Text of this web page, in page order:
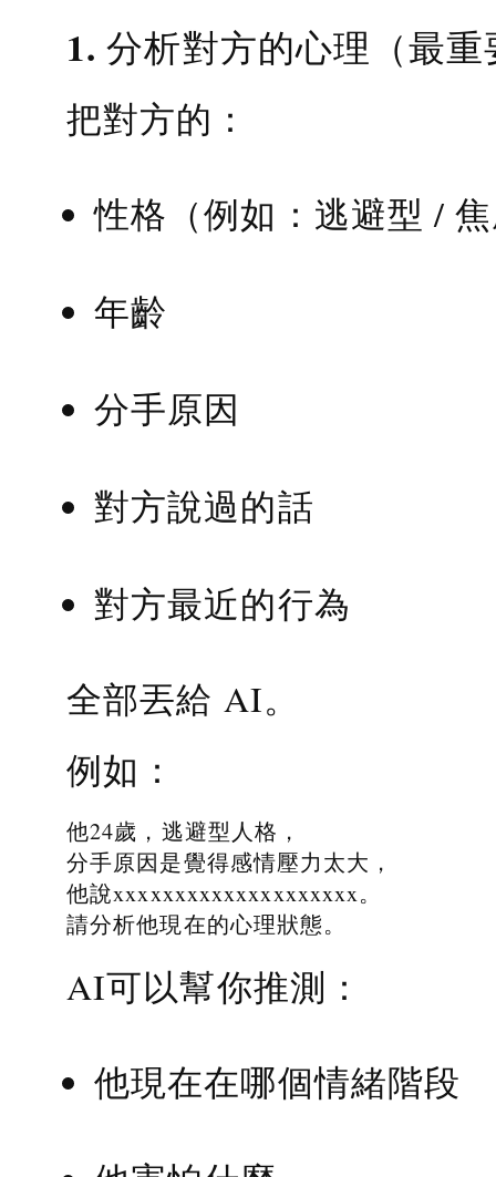
1. 分析對方的心理（最
把對方的：
性格（例如：逃避型 /
年齡
分手原因
對方說過的話
對方最近的行為
全部丟給 AI。
例如：
他24歲，逃避型人格，
分手原因是覺得感情壓力太大，
他說xxxxxxxxxxxxxxxxxxxx。
請分析他現在的心理狀態。
AI可以幫你推測：
他現在在哪個情緒階段